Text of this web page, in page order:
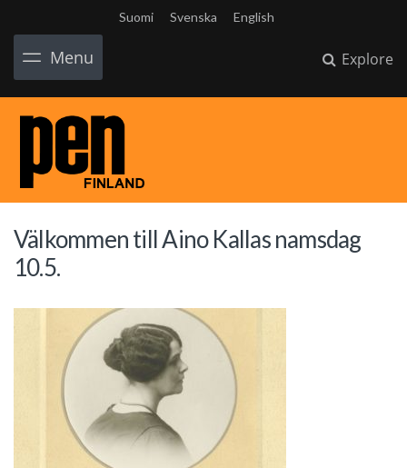
Suomi Svenska English
Menu Explore
Välkommen till Aino Kallas namsdag
10.5.